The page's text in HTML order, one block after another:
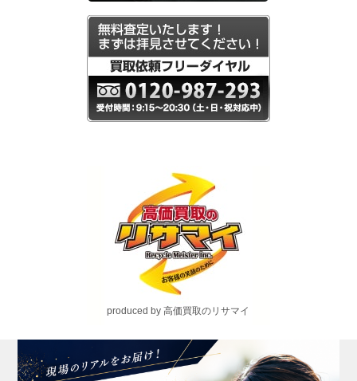
produced by 高価買取のリサマイ